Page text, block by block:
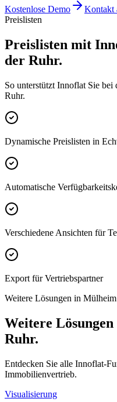
Kostenlose Demo
Kontakt
Preislisten
Preislisten mit
der Ruhr.
So unterstützt Innoflat Sie
Ruhr.
Dynamische Preislisten in
Automatische
Verschiedene Ansichten für
Export für Vertriebspartner
Weitere Lösungen in
Weitere
Ruhr.
Entdecken Sie alle Innoflat-
Immobilienvertrieb.
Visualisierung